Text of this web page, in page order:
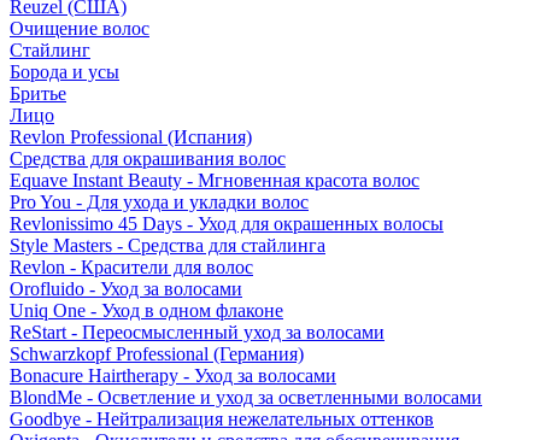
Reuzel (США)
Очищение волос
Стайлинг
Борода и усы
Бритье
Лицо
Revlon Professional (Испания)
Средства для окрашивания волос
Equave Instant Beauty - Мгновенная красота волос
Pro You - Для ухода и укладки волос
Revlonissimo 45 Days - Уход для окрашенных волосы
Style Masters - Средства для стайлинга
Revlon - Красители для волос
Orofluido - Уход за волосами
Uniq One - Уход в одном флаконе
ReStart - Переосмысленный уход за волосами
Schwarzkopf Professional (Германия)
Bonacure Hairtherapy - Уход за волосами
BlondMe - Осветление и уход за осветленными волосами
Goodbye - Нейтрализация нежелательных оттенков